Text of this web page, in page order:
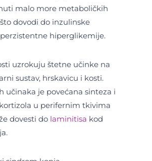
malo more metaboličkih
dovodi do inzulinske
hiperglikemije.
uzrokuju štetne učinke na
sustav, hrskavicu i kosti.
učinaka je povećana sinteza i
u perifernim tkivima
dovesti dolaminitisa kod